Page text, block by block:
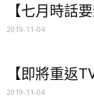
【七月時話
2019-11-04
【即將重返
2019-11-04